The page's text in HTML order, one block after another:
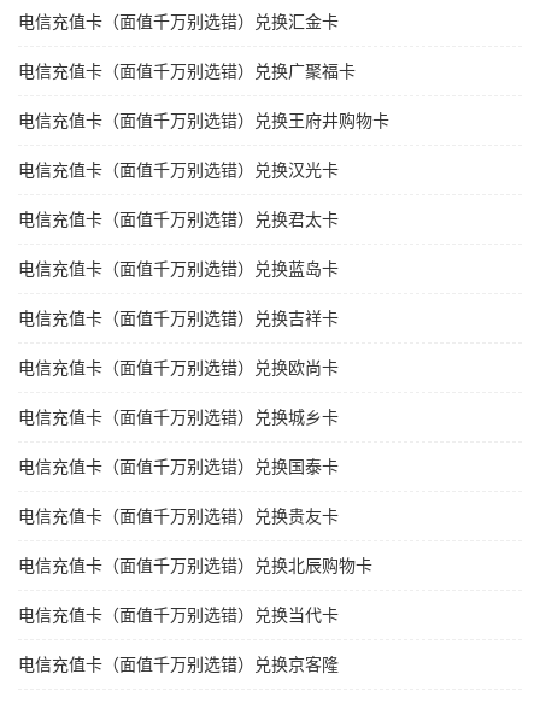
电信充值卡（面值千万别选错）兑换汇金卡
电信充值卡（面值千万别选错）兑换广聚福卡
电信充值卡（面值千万别选错）兑换王府井购物卡
电信充值卡（面值千万别选错）兑换汉光卡
电信充值卡（面值千万别选错）兑换君太卡
电信充值卡（面值千万别选错）兑换蓝岛卡
电信充值卡（面值千万别选错）兑换吉祥卡
电信充值卡（面值千万别选错）兑换欧尚卡
电信充值卡（面值千万别选错）兑换城乡卡
电信充值卡（面值千万别选错）兑换国泰卡
电信充值卡（面值千万别选错）兑换贵友卡
电信充值卡（面值千万别选错）兑换北辰购物卡
电信充值卡（面值千万别选错）兑换当代卡
电信充值卡（面值千万别选错）兑换京客隆